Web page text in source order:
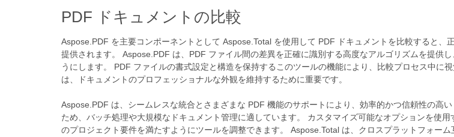
PDF ドキュメントの比較
Aspose.PDF を主要コンポーネントとして Aspose.Total を使用して PDF ドキュメントを比較すると
提供されます。 Aspose.PDF は、PDF ファイル間の差異を正確に識別する高度なアルゴリズムを提供
うにします。 PDF ファイルの書式設定と構造を保持するこのツールの機能により、比較プロセス中に
は、ドキュメントのプロフェッショナルな外観を維持するために重要です。
Aspose.PDF は、シームレスな統合とさまざまな PDF 機能のサポートにより、効率的かつ信頼性の高
ため、バッチ処理や大規模なドキュメント管理に適しています。 カスタマイズ可能なオプションを使
のプロジェクト要件を満たすようにツールを調整できます。 Aspose.Total は、クロスプラットフォー